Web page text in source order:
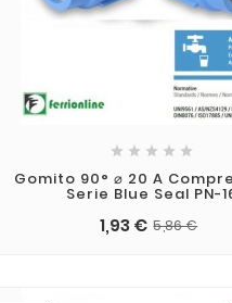
    
Gomito 90° ⌀ 20 A
Serie Blue Seal PN-
1,93 € 5,86 €